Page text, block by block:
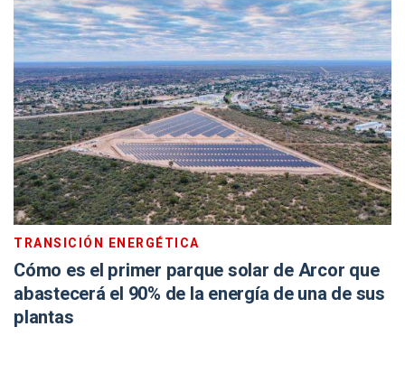
TRANSICIÓN ENERGÉTICA
Cómo es el primer parque solar de Arcor que
abastecerá el 90% de la energía de una de sus
plantas